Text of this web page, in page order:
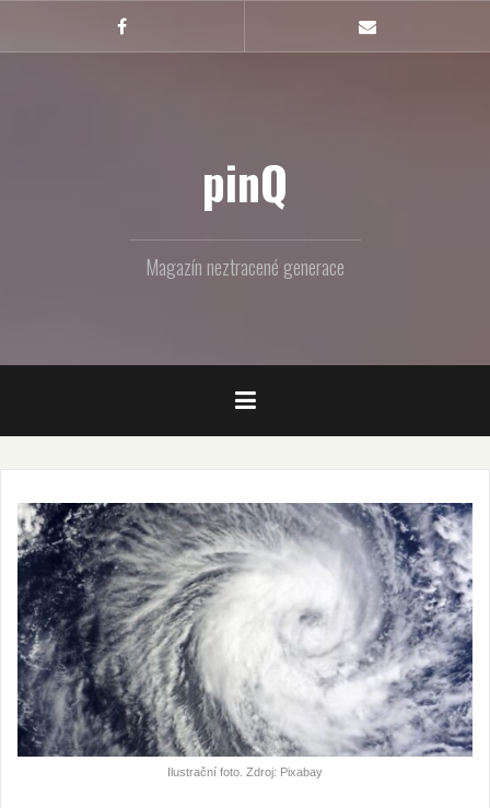
pinQ
Magazín neztracené generace
Ilustrační foto. Zdroj: Pixabay